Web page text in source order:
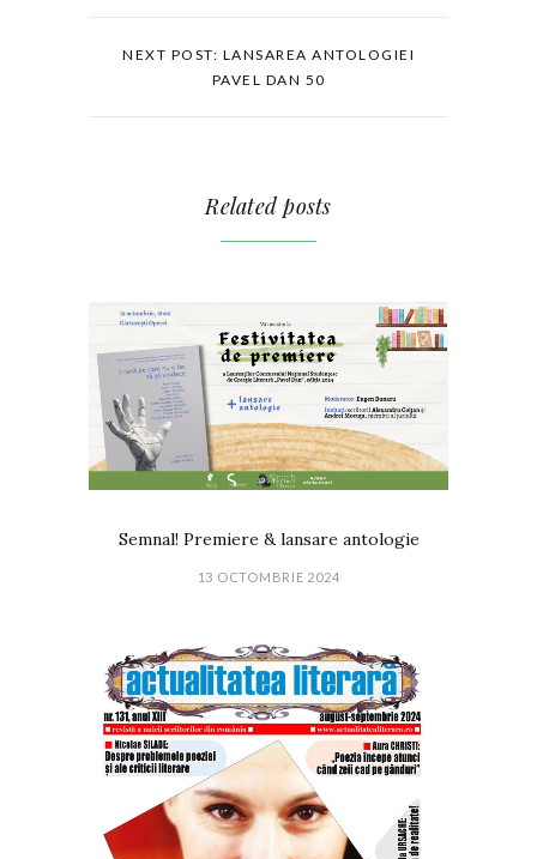
NEXT POST: LANSAREA ANTOLOGIEI
PAVEL DAN 50
Related posts
Semnal! Premiere & lansare antologie
13 OCTOMBRIE 2024